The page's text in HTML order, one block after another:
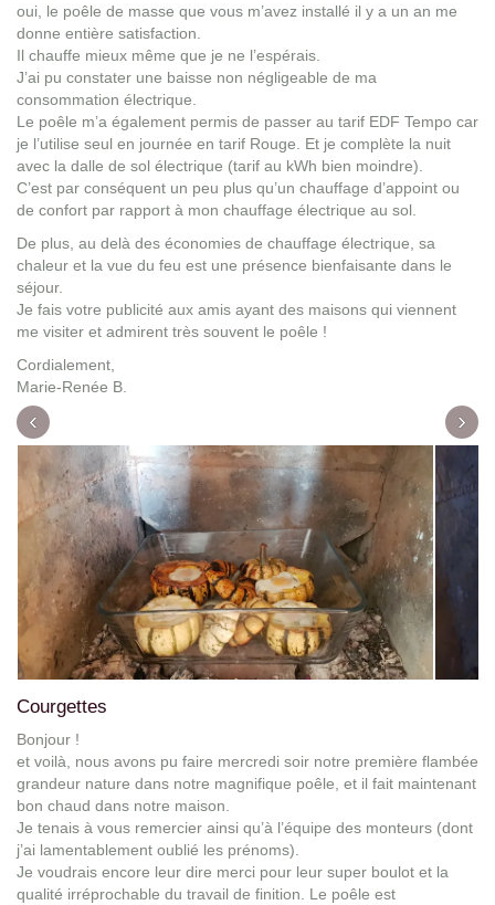
oui, le poêle de masse que vous m’avez installé il y a un an me
donne entière satisfaction.
Il chauffe mieux même que je ne l’espérais.
J’ai pu constater une baisse non négligeable de ma
consommation électrique.
Le poêle m’a également permis de passer au tarif EDF Tempo car
je l’utilise seul en journée en tarif Rouge. Et je complète la nuit
avec la dalle de sol électrique (tarif au kWh bien moindre).
C’est par conséquent un peu plus qu’un chauffage d’appoint ou
de confort par rapport à mon chauffage électrique au sol.
De plus, au delà des économies de chauffage électrique, sa
chaleur et la vue du feu est une présence bienfaisante dans le
séjour.
Je fais votre publicité aux amis ayant des maisons qui viennent
me visiter et admirent très souvent le poêle !
Cordialement,
Marie-Renée B.
‹ ›
Courgettes
Bonjour !
et voilà, nous avons pu faire mercredi soir notre première flambée
grandeur nature dans notre magnifique poêle, et il fait maintenant
bon chaud dans notre maison.
Je tenais à vous remercier ainsi qu’à l’équipe des monteurs (dont
j’ai lamentablement oublié les prénoms).
Je voudrais encore leur dire merci pour leur super boulot et la
qualité irréprochable du travail de finition. Le poêle est